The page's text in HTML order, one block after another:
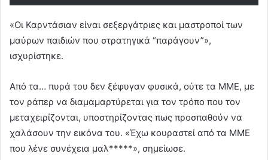
«Οι Καρντάσιαν είναι σεξεργάτριες και μαστροποί των
μαύρων παιδιών που στρατηγικά “παράγουν”»,
ισχυρίστηκε.
Από τα… πυρά του δεν ξέφυγαν φυσικά, ούτε τα ΜΜΕ, με
τον ράπερ να διαμαμαρτύρεται για τον τρόπο που τον
μεταχειρίζονται, υποστηρίζοντας πως προσπαθούν να
χαλάσουν την εικόνα του. «Έχω κουραστεί από τα ΜΜΕ
που λένε συνέχεια μαλ*****», σημείωσε.